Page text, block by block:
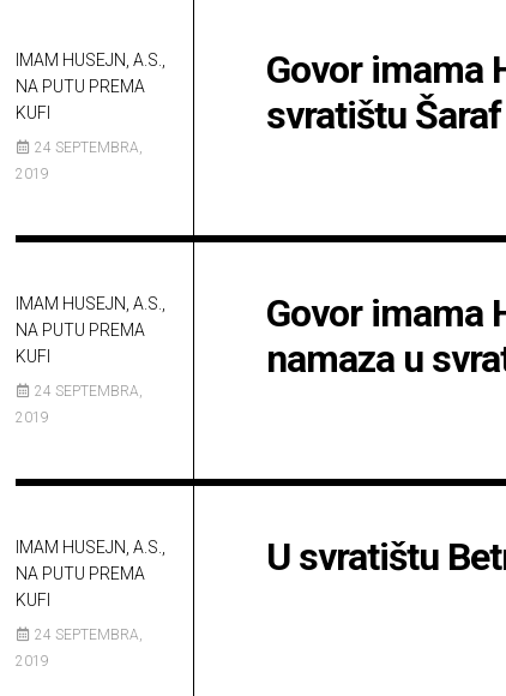
IMAM HUSEJN, A.S.,
NA PUTU PREMA
KUFI
24 SEPTEMBRA,
2019
Govor imama
svratištu Šaraf
IMAM HUSEJN, A.S.,
NA PUTU PREMA
KUFI
24 SEPTEMBRA,
2019
Govor imama
namaza u
IMAM HUSEJN, A.S.,
NA PUTU PREMA
KUFI
24 SEPTEMBRA,
2019
U svratištu